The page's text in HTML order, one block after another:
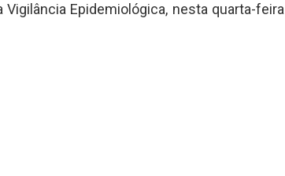
Epidemiológica, nesta quarta-feira